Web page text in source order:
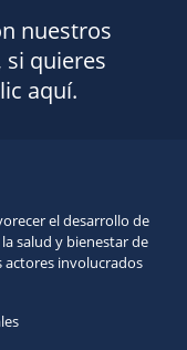
nuestros
quieres
aquí.
el desarrollo de
salud y bienestar de
actores involucrados